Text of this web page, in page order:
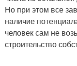
Но при этом все
наличие
человек сам не
строительство